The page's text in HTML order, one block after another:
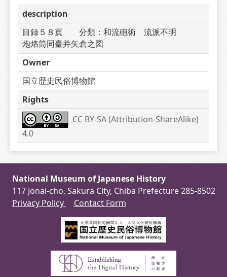
description
目録５８頁　　分類：和流砲術　流派不明
炮烙筒同臺并矢倉之図
Owner
国立歴史民俗博物館
Rights
CC BY-SA (Attribution-ShareAlike)
4.0
National Museum of Japanese History
117 Jonai-cho, Sakura City, Chiba Prefecture 285-8502
Privacy Policy
Contact Form